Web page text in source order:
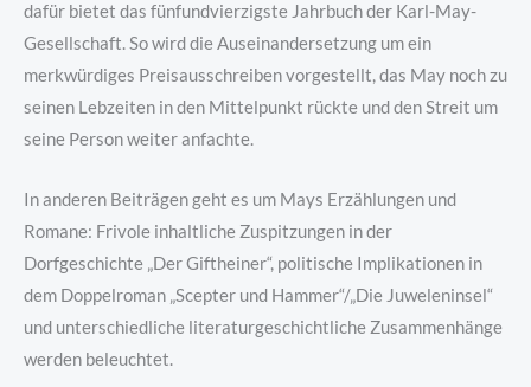
dafür bietet das fünfundvierzigste Jahrbuch der Karl-May-
Gesellschaft. So wird die Auseinandersetzung um ein
merkwürdiges Preisausschreiben vorgestellt, das May noch zu
seinen Lebzeiten in den Mittelpunkt rückte und den Streit um
seine Person weiter anfachte.
In anderen Beiträgen geht es um Mays Erzählungen und
Romane: Frivole inhaltliche Zuspitzungen in der
Dorfgeschichte „Der Giftheiner“, politische Implikationen in
dem Doppelroman „Scepter und Hammer“/„Die Juweleninsel“
und unterschiedliche literaturgeschichtliche Zusammenhänge
werden beleuchtet.